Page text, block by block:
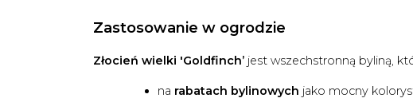
Zastosowanie w ogrodzie
Złocień wielki 'Goldfinch’ jest wszechstronną byliną,
na rabatach bylinowych jako mocny